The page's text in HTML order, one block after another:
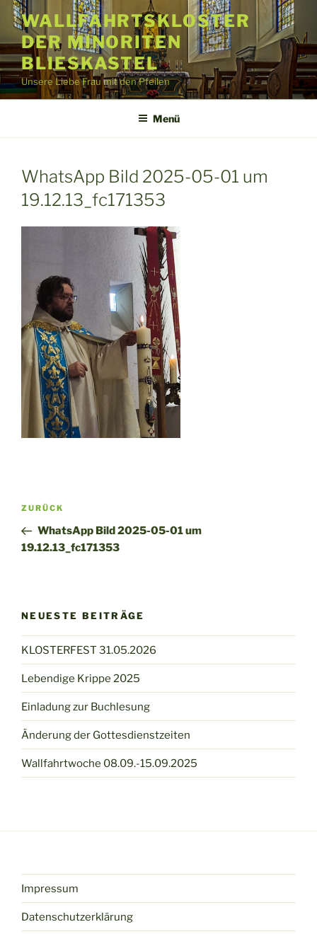
Zum
Inhalt
springen
WALLFAHRTSKLOSTER
DER MINORITEN
BLIESKASTEL
Unsere Liebe Frau mit den Pfeilen
Menü
WhatsApp Bild 2025-05-01 um
19.12.13_fc171353
Beitragsnavigation
Vorheriger
Beitrag
ZURÜCK
WhatsApp Bild 2025-05-01 um
19.12.13_fc171353
NEUESTE BEITRÄGE
KLOSTERFEST 31.05.2026
Lebendige Krippe 2025
Einladung zur Buchlesung
Änderung der Gottesdienstzeiten
Wallfahrtwoche 08.09.-15.09.2025
Impressum
Datenschutzerklärung